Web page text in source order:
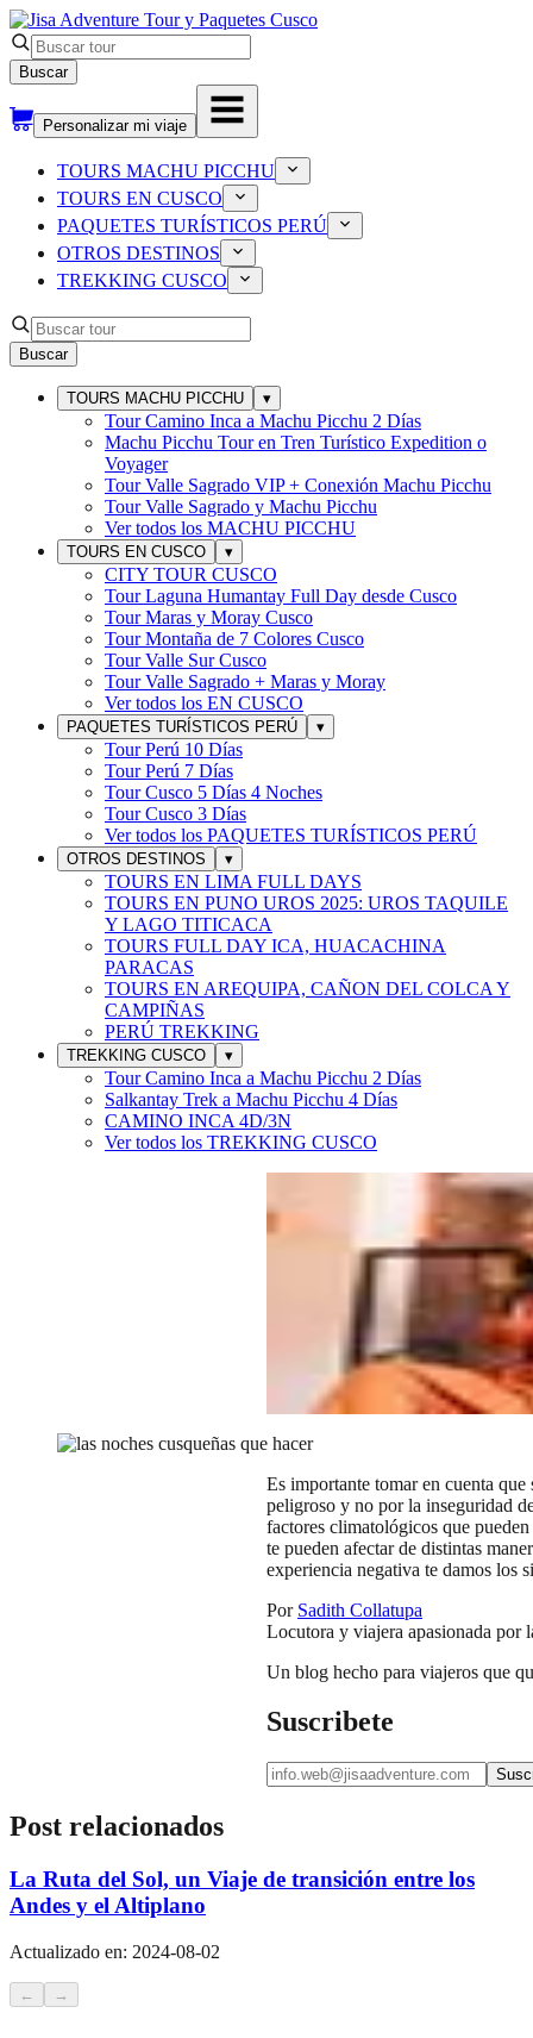
Buscar
Personalizar mi viaje
TOURS MACHU PICCHU
TOURS EN CUSCO
PAQUETES TURÍSTICOS PERÚ
OTROS DESTINOS
TREKKING CUSCO
Buscar
TOURS MACHU PICCHU ▾
Tour Camino Inca a Machu Picchu 2 Días
Machu Picchu Tour en Tren Turístico Expedition o
Voyager
Tour Valle Sagrado VIP + Conexión Machu Picchu
Tour Valle Sagrado y Machu Picchu
Ver todos los MACHU PICCHU
TOURS EN CUSCO ▾
CITY TOUR CUSCO
Tour Laguna Humantay Full Day desde Cusco
Tour Maras y Moray Cusco
Tour Montaña de 7 Colores Cusco
Tour Valle Sur Cusco
Tour Valle Sagrado + Maras y Moray
Ver todos los EN CUSCO
PAQUETES TURÍSTICOS PERÚ ▾
Tour Perú 10 Días
Tour Perú 7 Días
Tour Cusco 5 Días 4 Noches
Tour Cusco 3 Días
Ver todos los PAQUETES TURÍSTICOS PERÚ
OTROS DESTINOS ▾
TOURS EN LIMA FULL DAYS
TOURS EN PUNO UROS 2025: UROS TAQUILE
Y LAGO TITICACA
TOURS FULL DAY ICA, HUACACHINA
PARACAS
TOURS EN AREQUIPA, CAÑON DEL COLCA Y
CAMPIÑAS
PERÚ TREKKING
TREKKING CUSCO ▾
Tour Camino Inca a Machu Picchu 2 Días
Salkantay Trek a Machu Picchu 4 Días
CAMINO INCA 4D/3N
Ver todos los TREKKING CUSCO
DESTINOS PERÚ
Otra forma de disfrutar tu
Otra forma de disfrutar tu visita
Sadith Collatupa
Actualizado en:
2025-12-12
Es importante tomar en cuenta
peligroso y no por la inseguridad
factores climatológicos que
te pueden afectar de distintas
experiencia negativa te damos los
Por Sadith Collatupa
Locutora y viajera apasionada por
Un blog hecho para viajeros que
Suscribete
Post relacionados
La Ruta del Sol, un Viaje de transición entre los
Andes y el Altiplano
Actualizado en: 2024-08-02
← →